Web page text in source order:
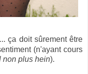
ça doit sûrement être
(n'ayant cours
non plus hein).